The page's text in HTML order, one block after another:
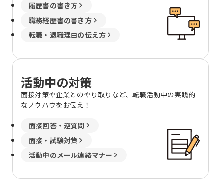
履歴書の書き方
職務経歴書の書き方
転職・退職理由の伝え方
活動中の対策
面接対策や企業とのやり取りなど、転職活動中の実践的
なノウハウをお伝え！
面接回答・逆質問
面接・試験対策
活動中のメール連絡マナー